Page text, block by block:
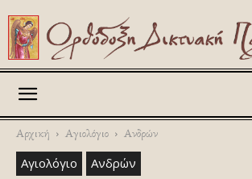
Αρχική Αγιολόγιο Ανδρών
Αγιολόγιο Ανδρών